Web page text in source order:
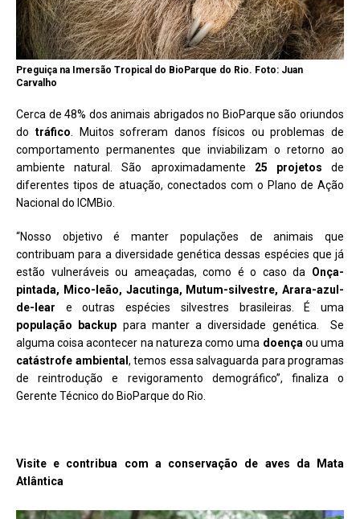
Preguiça na Imersão Tropical do BioParque do Rio. Foto: Juan
Carvalho
Cerca de 48% dos animais abrigados no BioParque são oriundos
do tráfico . Muitos sofreram danos físicos ou problemas de
comportamento permanentes que inviabilizam o retorno ao
ambiente natural. São aproximadamente 25 projetos de
diferentes tipos de atuação, conectados com o Plano de Ação
Nacional do ICMBio.
“Nosso objetivo é manter populações de animais que
contribuam para a diversidade genética dessas espécies que já
estão vulneráveis ou ameaçadas, como é o caso da Onça-
pintada, Mico-leão, Jacutinga, Mutum-silvestre, Arara-azul-
de-lear e outras espécies silvestres brasileiras. É uma
população backup para manter a diversidade genética. Se
alguma coisa acontecer na natureza como uma doença ou uma
catástrofe ambiental , temos essa salvaguarda para programas
de reintrodução e revigoramento demográfico”, finaliza o
Gerente Técnico do BioParque do Rio.
Visite e contribua com a conservação de aves da Mata
Atlântica